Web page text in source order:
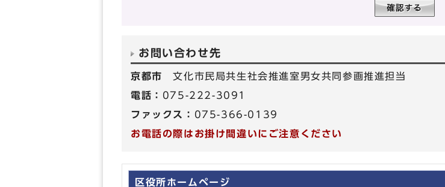
お問い合わせ先
京都市文化市民局共生社会推進室男女共同参画推進担当
電話： 075-222-3091
ファックス： 075-366-0139
お電話の際はお掛け間違いにご注意ください
区役所ホームページ